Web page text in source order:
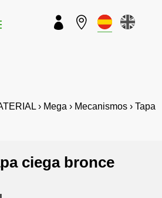
 
› Mega › Mecanismos › Tapa
ciega bronce